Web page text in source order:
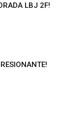
LBJ 2F!